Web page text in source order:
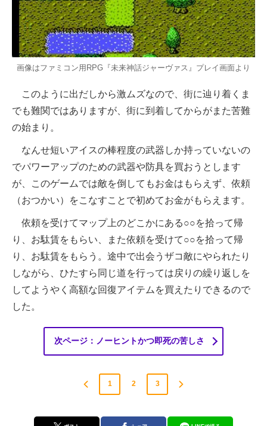
画像はファミコン用RPG『未来神話ジャーヴァス』プレイ画面より
このように出だしから激ムズなので、街に辿り着くま
でも難関ではありますが、街に到着してからがまた苦難
の始まり。
なんせ短いアイスの棒程度の武器しか持っていないの
でパワーアップのための武器や防具を買おうとします
が、このゲームでは敵を倒してもお金はもらえず、依頼
（おつかい）をこなすことで初めてお金がもらえます。
依頼を受けてマップ上のどこかにある○○を拾って帰
り、お駄賃をもらい、また依頼を受けて○○を拾って帰
り、お駄賃をもらう。途中で出会うザコ敵にやられたり
しながら、ひたすら同じ道を行っては戻りの繰り返しを
してようやく高額な回復アイテムを買えたりできるので
した。
次ページ：ノーヒントかつ即死の苦しさ
1 2 3